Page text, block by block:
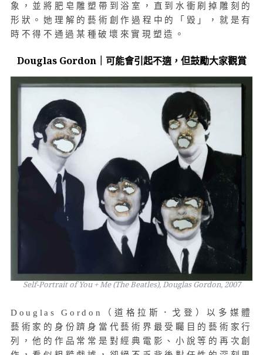
象，並將肥皂雕塑帶到浴室，直到水衝刷掉雕刻的
形狀。她理解的藝術創作過程中的「毀」，就是有
時不得不通過某種破壞來實現塑造。
Douglas Gordon｜可能會引起不適，但鼓勵大家觀賞
Self-Portrait of You + Me (The Beatles), Douglas Gordon, 2007
Douglas Gordon（道格拉斯．戈登）以多媒體
藝術家的身份躋身當代藝術界最受矚目的藝術家行
列，他的作品常常是對經典電影、小說等的再次創